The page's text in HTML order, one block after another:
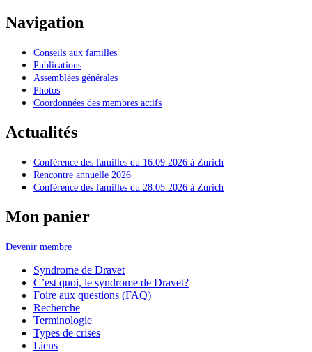
Navigation
Conseils aux familles
Publications
Assemblées générales
Photos
Coordonnées des membres actifs
Actualités
Conférence des familles du 16.09.2026 à Zurich
Rencontre annuelle 2026
Conférence des familles du 28.05.2026 à Zurich
Mon panier
Devenir membre
Syndrome de Dravet
C’est quoi, le syndrome de Dravet?
Foire aux questions (FAQ)
Recherche
Terminologie
Types de crises
Liens